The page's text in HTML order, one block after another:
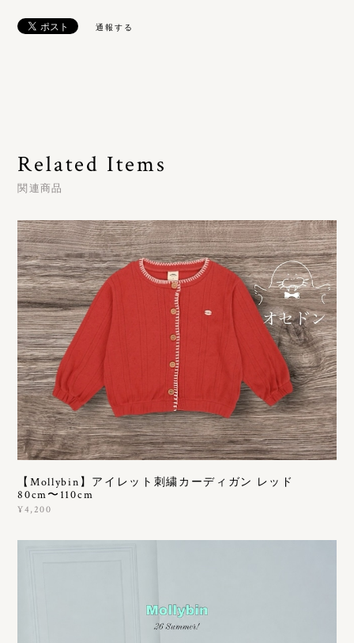
通報する
Related Items
関連商品
【Mollybin】アイレット刺繍カーディガン レッド
80cm〜110cm
¥4,200